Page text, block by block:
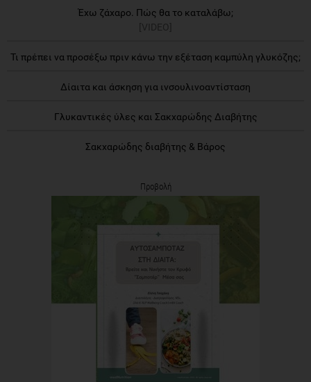
Έχω ζάχαρο. Πώς θα το καταλάβω;
[VIDEO]
Τι πρέπει να προσέξω πριν κάνω την εξέταση καμπύλη γλυκόζης;
Δίαιτα και άσκηση για ινσουλινοαντίσταση
Γλυκαντικές ύλες και Σακχαρώδης Διαβήτης
Σακχαρώδης διαβήτης & Βάρος
Προβολή